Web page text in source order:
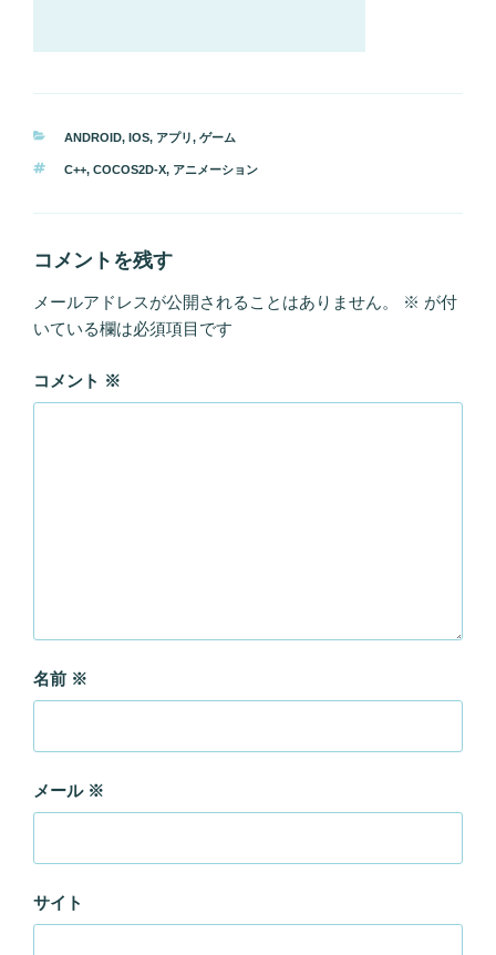
カ
ゴ
ー
ANDROID, IOS, アプリ, ゲーム
タ
C++, COCOS2D-X, アニメーション
コメントを残す
メールアドレスが公開されることはありません。 ※ が付
いている欄は必須項目です
コメント ※
名前 ※
メール ※
サイト